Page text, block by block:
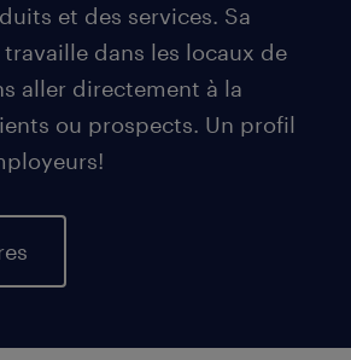
et des services. Sa
dans les locaux de
aller directement à la
ou prospects. Un profil